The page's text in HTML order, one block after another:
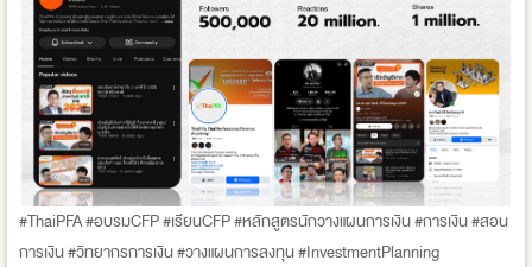
#ThaiPFA #อบรมCFP #เรียนCFP #หลักสูตรนักวางแผนการเงิน #การเงิน #สอน
การเงิน #วิทยากรการเงิน #วางแผนการลงทุน #InvestmentPlanning